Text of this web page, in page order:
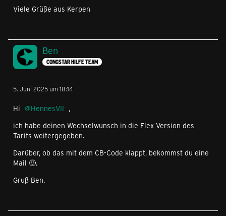
Viele Grüße aus Kerpen
Ben
CONGSTAR HILFE TEAM
5. Juni 2025 um 18:14
Hi HennesVII ,
ich habe deinen Wechselwunsch in die Flex Version des
Tarifs weitergegeben.
Darüber, ob das mit dem CB-Code klappt, bekommst du eine
Mail 🙂.
Gruß Ben.